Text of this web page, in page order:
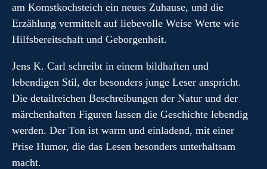
am Komstkochsteich ein neues Zuhause, und die
Erzählung vermittelt auf liebevolle Weise Werte wie
Hilfsbereitschaft und Geborgenheit.
Jens K. Carl schreibt in einem bildhaften und
lebendigen Stil, der besonders junge Leser anspricht.
Die detailreichen Beschreibungen der Natur und der
märchenhaften Figuren lassen die Geschichte lebendig
werden. Der Ton ist warm und einladend, mit einer
Prise Humor, die das Lesen besonders unterhaltsam
macht.